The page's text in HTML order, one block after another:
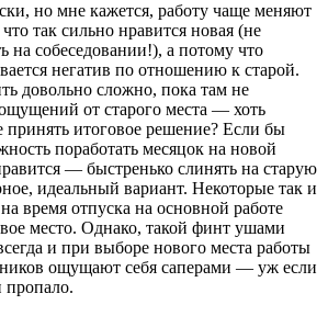
но мне кажется, работу чаще меняют
так сильно нравится новая (не
на собеседовании!), а потому что
негатив по отношению к старой.
довольно сложно, пока там не
от старого места — хоть
принять итоговое решение? Если бы
поработать месяцок на новой
— быстренько слинять на старую
идеальный вариант. Некоторые так и
время отпуска на основной работе
место. Однако, такой финт ушами
и при выборе нового места работы
ощущают себя саперами — уж если